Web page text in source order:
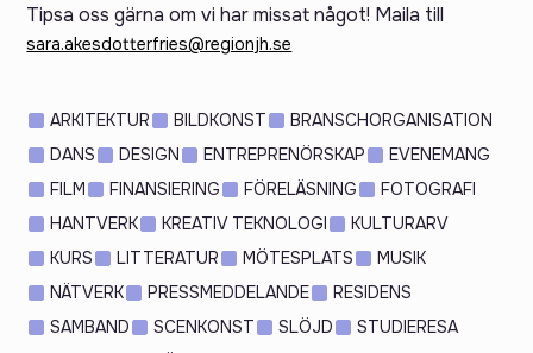
Tipsa oss gärna om vi har missat något! Maila till
sara.akesdotterfries@regionjh.se
ARKITEKTUR BILDKONST
BRANSCHORGANISATION
DANS
DESIGN ENTREPRENÖRSKAP
EVENEMANG
FILM
FINANSIERING FÖRELÄSNING
FOTOGRAFI
HANTVERK
KREATIV TEKNOLOGI
KULTURARV
KURS
LITTERATUR MÖTESPLATS
MUSIK
NÄTVERK
PRESSMEDDELANDE
RESIDENS
SAMBAND
SCENKONST SLÖJD
STUDIERESA